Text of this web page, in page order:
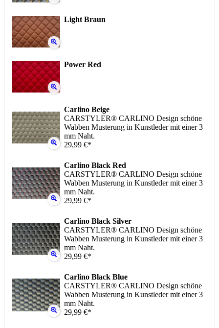
Light Braun
Power Red
Carlino Beige
CARSTYLER® CARLINO Design schöne
Wabben Musterung in Kunstleder mit einer 3
mm Naht.
29,99 €*
Carlino Black Red
CARSTYLER® CARLINO Design schöne
Wabben Musterung in Kunstleder mit einer 3
mm Naht.
29,99 €*
Carlino Black Silver
CARSTYLER® CARLINO Design schöne
Wabben Musterung in Kunstleder mit einer 3
mm Naht.
29,99 €*
Carlino Black Blue
CARSTYLER® CARLINO Design schöne
Wabben Musterung in Kunstleder mit einer 3
mm Naht.
29,99 €*